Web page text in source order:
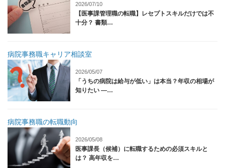
2026/07/10
【医事課管理職の転職】レセプトスキルだけでは不
十分？ 書類…
病院事務職キャリア相談室
2026/05/07
「うちの病院は給与が低い」は本当？年収の相場が
知りたい ―…
病院事務職の転職動向
2026/05/08
医事課長（候補）に転職するための必須スキルと
は？ 高年収を…